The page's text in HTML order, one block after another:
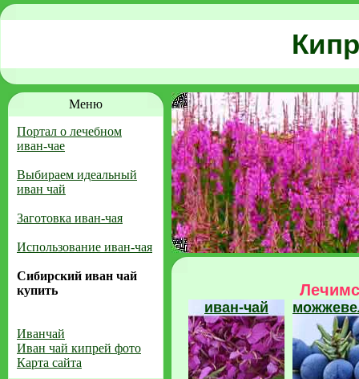
Меню
Портал о лечебном
иван-чае
Выбираем идеальный
иван чай
Заготовка иван-чая
Использование иван-чая
Сибирский иван чай
купить
Иванчай
Иван чай кипрей фото
Карта сайта
иван-чай